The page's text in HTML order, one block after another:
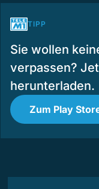
TIPP
Sie wollen
verpassen?
herunterladen.
Zum Play